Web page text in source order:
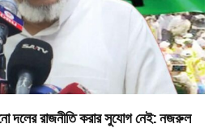
দলের রাজনীতি করার সুযোগ নেই: নজরুল